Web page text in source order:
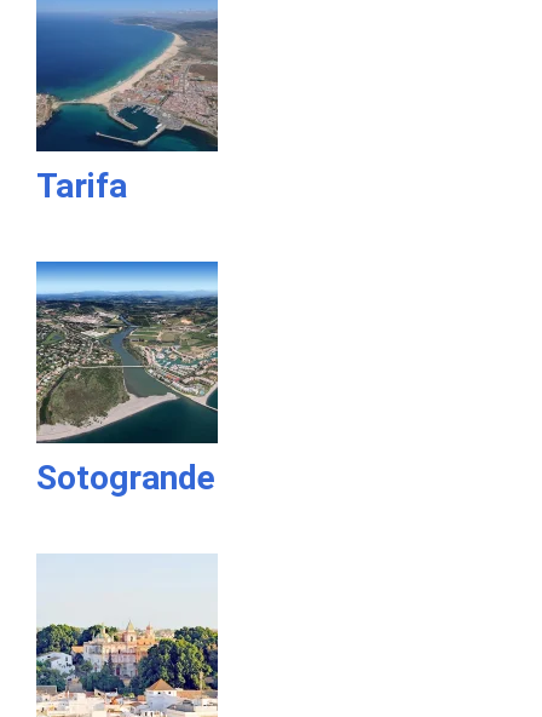
Tarifa
Sotogrande